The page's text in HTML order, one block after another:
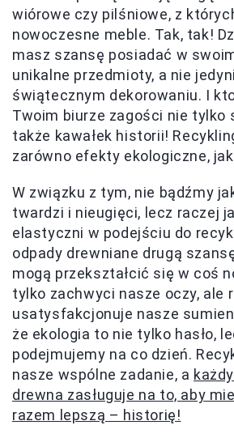
wiórowe czy pilśniowe, z
nowoczesne meble. Tak, tak!
masz szansę posiadać w
unikalne przedmioty, a nie
świątecznym dekorowaniu. I
Twoim biurze zagości nie tylko
także kawałek historii!
zarówno efekty ekologiczne,
W związku z tym, nie bądźmy
twardzi i nieugięci, lecz raczej
elastyczni w podejściu do
odpady drewniane drugą
mogą przekształcić się w coś
tylko zachwyci nasze oczy, ale
usatysfakcjonuje nasze
że ekologia to nie tylko hasło,
podejmujemy na co dzień.
nasze wspólne zadanie, a
drewna zasługuje na to, aby
razem lepszą – historię!